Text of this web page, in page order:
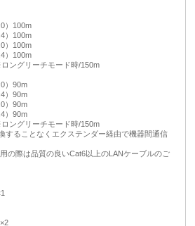
）100m
）100m
）100m
）100m
ングリーチモード時/150m
）90m
）90m
）90m
）90m
ングリーチモード時/150m
することなくエクステンダー経由で機器間通信
の際は品質の良いCat6以上のLANケーブルのご